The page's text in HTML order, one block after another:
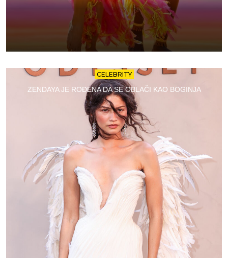
CELEBRITY
ZENDAYA JE ROĐENA DA SE OBLAČI KAO BOGINJA